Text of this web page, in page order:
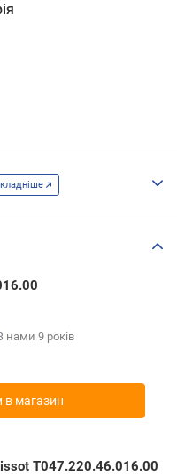
нами 9 років
в магазин
T047.220.46.016.00